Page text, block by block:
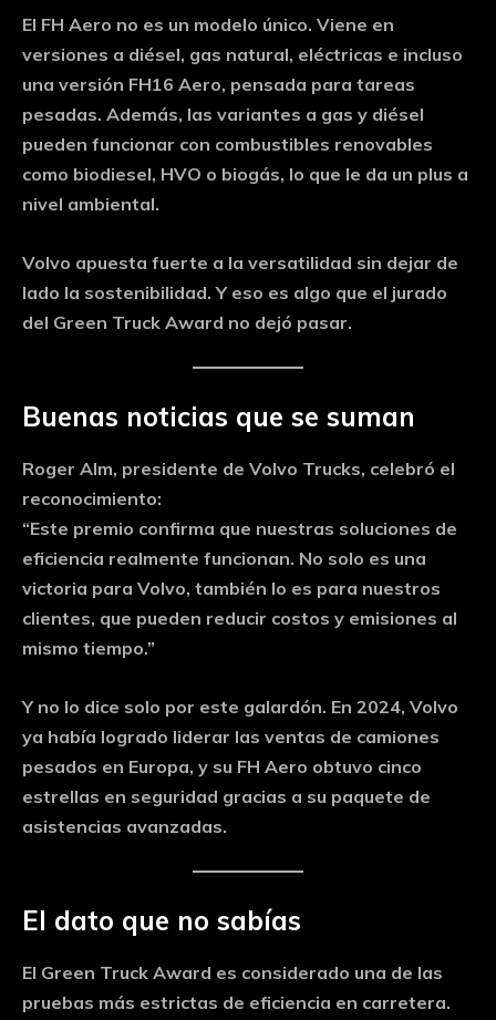
El FH Aero no es un modelo único. Viene en
versiones a diésel, gas natural, eléctricas e incluso
una versión FH16 Aero, pensada para tareas
pesadas. Además, las variantes a gas y diésel
pueden funcionar con combustibles renovables
como biodiesel, HVO o biogás, lo que le da un plus a
nivel ambiental.
Volvo apuesta fuerte a la versatilidad sin dejar de
lado la sostenibilidad. Y eso es algo que el jurado
del Green Truck Award no dejó pasar.
Buenas noticias que se suman
Roger Alm, presidente de Volvo Trucks, celebró el
reconocimiento:
“Este premio confirma que nuestras soluciones de
eficiencia realmente funcionan. No solo es una
victoria para Volvo, también lo es para nuestros
clientes, que pueden reducir costos y emisiones al
mismo tiempo.”
Y no lo dice solo por este galardón. En 2024, Volvo
ya había logrado liderar las ventas de camiones
pesados en Europa, y su FH Aero obtuvo cinco
estrellas en seguridad gracias a su paquete de
asistencias avanzadas.
El dato que no sabías
El Green Truck Award es considerado una de las
pruebas más estrictas de eficiencia en carretera.